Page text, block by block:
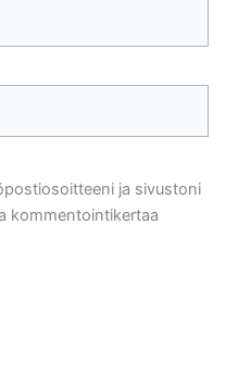
ja sivustoni
kommentointikertaa